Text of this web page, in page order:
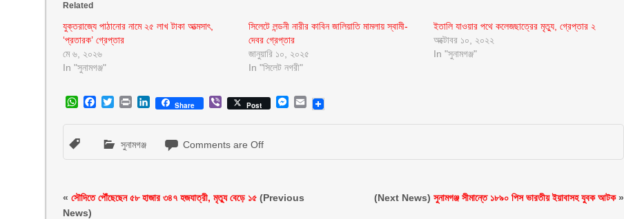
Related
যুক্তরাজ্যে পাঠানোর নামে ২৫ লাখ টাকা আত্মসাৎ,
‘প্রতারক’ গ্রেপ্তার
মে ৬, ২০২৬
In "সুনামগঞ্জ"
সিলেটে লন্ডনী নারীর কাবিন জালিয়াতি মামলায় স্বামী-
দেবর গ্রেপ্তার
জানুয়ারি ১০, ২০২৫
In "সিলেট নগরী"
ইতালি যাওয়ার পথে কলেজছাত্রের মৃত্যু, গ্রেপ্তার ২
অক্টোবর ১০, ২০২২
In "সুনামগঞ্জ"
WhatsApp
Facebook
Twitter
Print LinkedIn
Share ViberPost Messenger
Email
সুনামগঞ্জ Comments are Off
«সৌদিতে পৌঁছেছেন ৫৮ হাজার ৩৪৭ হজযাত্রী, মৃত্যু বেড়ে ১৫ (Previous
News)
(Next News)সুনামগঞ্জ সীমান্তে ১৮৯০ পিস ভারতীয় ইয়াবাসহ যুবক আটক»